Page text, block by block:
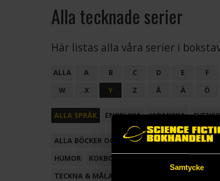
Samtycke
Alla tecknade serier
Här listas alla våra serier i
ALLA A B C D E F
W
X Y Z Å Ä Ö
ALLA SPRÅK ENGELSKA JAPANSKA
ALLA BÖCKER OCH TECKNADE SERIER
HUMOR
KOKBOK
TECKNA & MÅLA